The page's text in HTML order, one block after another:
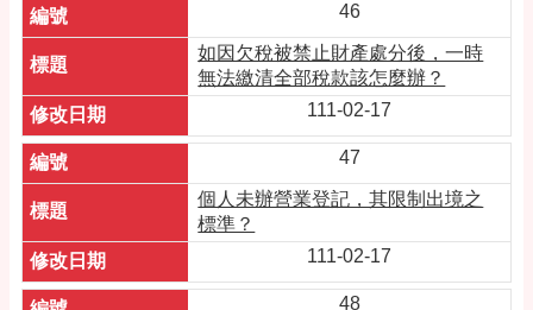
46
如因欠稅被禁止財產處分後，一時
無法繳清全部稅款該怎麼辦？
111-02-17
47
個人未辦營業登記，其限制出境之
標準？
111-02-17
48